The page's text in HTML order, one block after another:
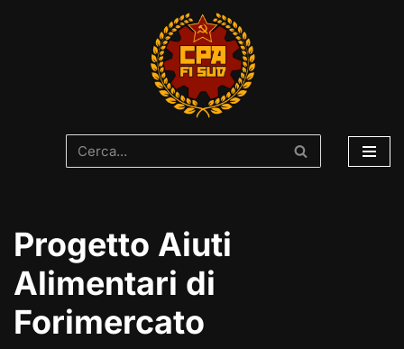
Progetto Aiuti
Alimentari di
Forimercato